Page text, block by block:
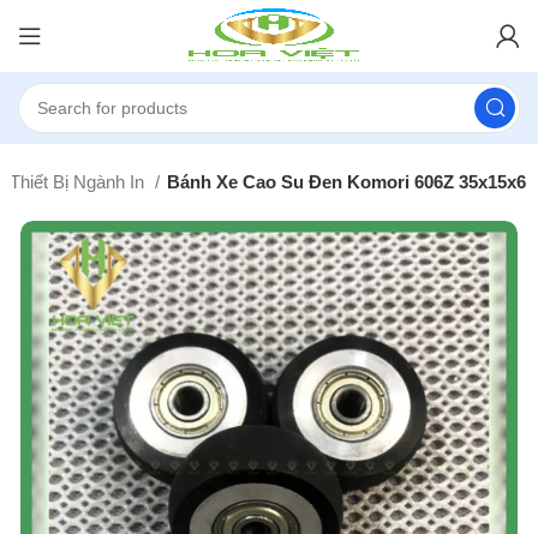
Thiết Bị Ngành In Bánh Xe Cao Su Đen Komori 606Z 35x15x6